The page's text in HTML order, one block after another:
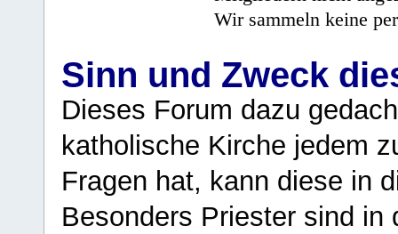
Wir sammeln keine
Sinn und Zweck
Dieses Forum dazu
katholische Kirche jedem
Fragen hat, kann diese in
Besonders Priester sind in